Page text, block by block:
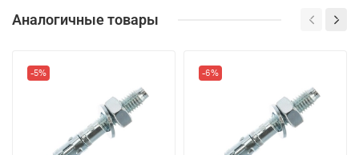
Аналогичные товары
-5% -6%